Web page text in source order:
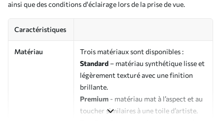
ainsi que des conditions d'éclairage lors de la prise de vue.
Caractéristiques
Matériau
Trois matériaux sont disponibles :
Standard – matériau synthétique lisse et
légèrement texturé avec une finition
brillante.
Premium - matériau mat à l’aspect et au
toucher similaires à une toile d’artiste.